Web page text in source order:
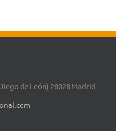
de León) 28028 Madrid